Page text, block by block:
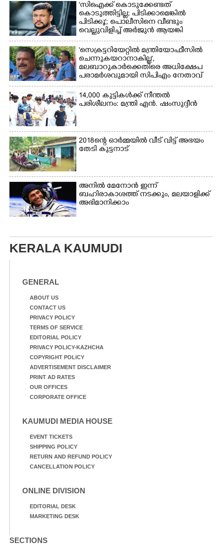
'സിഐക്ക് കൊടുക്കേണ്ടത്
കൊടുത്തിട്ടില്ല; പിടിക്കാമെങ്കിൽ
പിടിക്കൂ'; പൊലീസിനെ വീണ്ടും
വെല്ലുവിളിച്ച് അർജുൻ ആയങ്കി
'സെക്രട്ടറിയേറ്റിൽ മന്ത്രിയോഫീസിൽ
ചെന്നുകയറാനാകില്ല',
മലബാറുകാർക്കെതിരെ അധിക്ഷേപ
പരാമർശവുമായി സിപിഎം നേതാവ്‌
14,000 കുട്ടികൾക്ക് നീന്തൽ
പരിശീലനം: മന്ത്രി എൻ. ഷംസുദ്ദീൻ
2018ന്റെ ഓർമ്മയിൽ വീട് വിട്ട് അഭയം
തേടി കുട്ടനാട്
അനിൽ മേനോൻ ഇന്ന്
ബഹിരാകാശത്ത് നടക്കും, മലയാളിക്ക്
അഭിമാനിക്കാം
KERALA KAUMUDI
GENERAL
ABOUT US
CONTACT US
PRIVACY POLICY
TERMS OF SERVICE
EDITORIAL POLICY
PRIVACY POLICY-KAZHCHA
COPYRIGHT POLICY
ADVERTISEMENT DISCLAIMER
PRINT AD RATES
OUR OFFICES
CORPORATE OFFICE
KAUMUDI MEDIA HOUSE
EVENT TICKETS
SHIPPING POLICY
RETURN AND REFUND POLICY
CANCELLATION POLICY
ONLINE DIVISION
EDITORIAL DESK
MARKETING DESK
SECTIONS